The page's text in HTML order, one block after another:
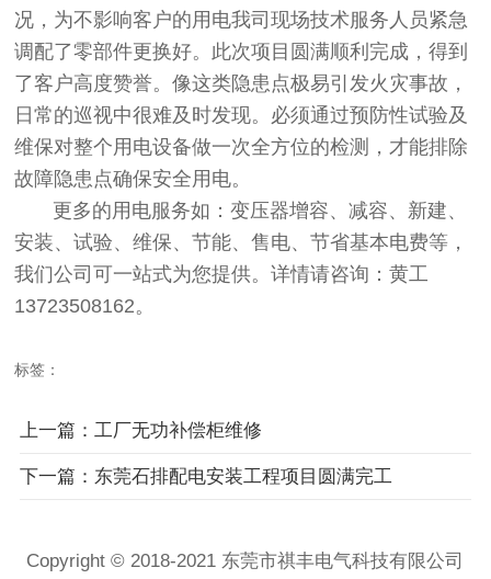
况，为不影响客户的用电我司现场技术服务人员紧急
调配了零部件更换好。此次项目圆满顺利完成，得到
了客户高度赞誉。像这类隐患点极易引发火灾事故，
日常的巡视中很难及时发现。必须通过预防性试验及
维保对整个用电设备做一次全方位的检测，才能排除
故障隐患点确保安全用电。
更多的用电服务如：变压器增容、减容、新建、
安装、试验、维保、节能、售电、节省基本电费等，
我们公司可一站式为您提供。详情请咨询：黄工
13723508162。
标签：
上一篇：工厂无功补偿柜维修
下一篇：东莞石排配电安装工程项目圆满完工
Copyright © 2018-2021 东莞市祺丰电气科技有限公司